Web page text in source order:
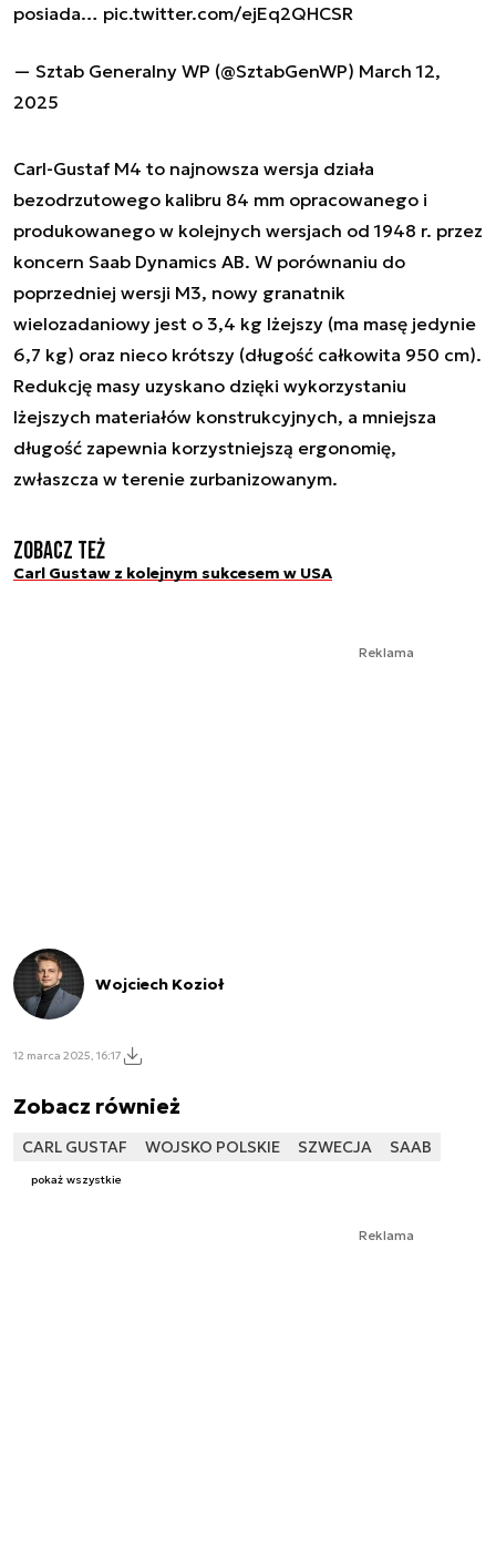
posiada… pic.twitter.com/ejEq2QHCSR
— Sztab Generalny WP (@SztabGenWP) March 12,
2025
Carl-Gustaf M4 to najnowsza wersja działa
bezodrzutowego kalibru 84 mm opracowanego i
produkowanego w kolejnych wersjach od 1948 r. przez
koncern Saab Dynamics AB. W porównaniu do
poprzedniej wersji M3, nowy granatnik
wielozadaniowy jest o 3,4 kg lżejszy (ma masę jedynie
6,7 kg) oraz nieco krótszy (długość całkowita 950 cm).
Redukcję masy uzyskano dzięki wykorzystaniu
lżejszych materiałów konstrukcyjnych, a mniejsza
długość zapewnia korzystniejszą ergonomię,
zwłaszcza w terenie zurbanizowanym.
Zobacz też
Carl Gustaw z kolejnym sukcesem w USA
Reklama
Wojciech Kozioł
12 marca 2025, 16:17
Zobacz również
CARL GUSTAF WOJSKO POLSKIE SZWECJA SAAB
pokaż wszystkie
Reklama